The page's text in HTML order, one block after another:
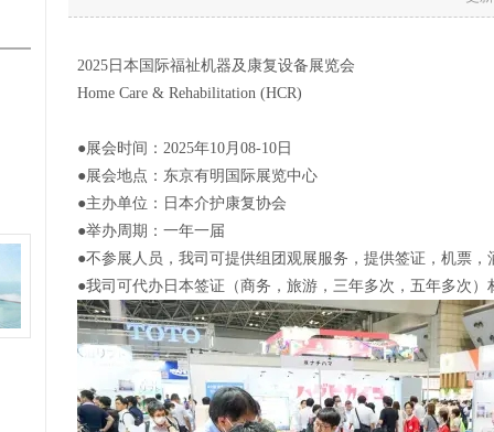
2025日本国际福祉机器及康复设备展览会
Home Care & Rehabilitation (HCR)
●展会时间：2025年10月08-10日
●展会地点：东京有明国际展览中心
●主办单位：日本介护康复协会
●举办周期：一年一届
●不参展人员，我司可提供组团观展服务，提供签证，机票，
●我司可代办日本签证（商务，旅游，三年多次，五年多次）